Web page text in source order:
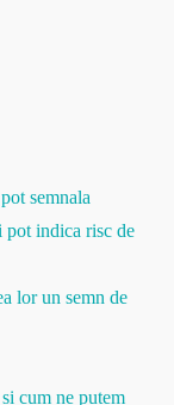
semnala
pot indica risc de
lor un semn de
cum ne putem